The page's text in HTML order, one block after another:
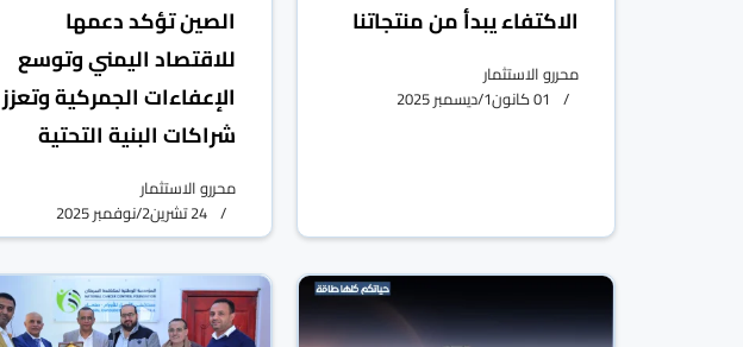
الاكتفاء يبدأ من منتجاتنا
محررو الاستثمار
01 كانون1/ديسمبر 2025
الصين تؤكد دعمها
للاقتصاد اليمني وتوسع
الإعفاءات الجمركية وتعزز
شراكات البنية التحتية
محررو الاستثمار
24 تشرين2/نوفمبر 2025